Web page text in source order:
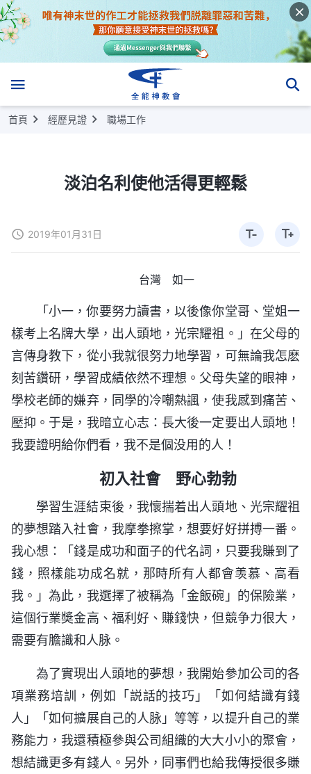
首頁 經歷見證 職場工作
淡泊名利使他活得更輕鬆
2019年01月31日
台灣 如一
「小一，你要努力讀書，以後像你堂哥、堂姐一
樣考上名牌大學，出人頭地，光宗耀祖。」在父母的
言傳身教下，從小我就很努力地學習，可無論我怎麽
刻苦鑽研，學習成績依然不理想。父母失望的眼神，
學校老師的嫌弃，同學的冷嘲熱諷，使我感到痛苦、
壓抑。于是，我暗立心志：長大後一定要出人頭地！
我要證明給你們看，我不是個没用的人！
初入社會 野心勃勃
學習生涯結束後，我懷揣着出人頭地、光宗耀祖
的夢想踏入社會，我摩拳擦掌，想要好好拼搏一番。
我心想：「錢是成功和面子的代名詞，只要我賺到了
錢，照樣能功成名就，那時所有人都會羡慕、高看
我。」為此，我選擇了被稱為「金飯碗」的保險業，
這個行業奬金高、福利好、賺錢快，但競争力很大，
需要有膽識和人脉。
為了實現出人頭地的夢想，我開始參加公司的各
項業務培訓，例如「説話的技巧」「如何結識有錢
人」「如何擴展自己的人脉」等等，以提升自己的業
務能力，我還積極參與公司組織的大大小小的聚會，
想結識更多有錢人。另外，同事們也給我傳授很多賺